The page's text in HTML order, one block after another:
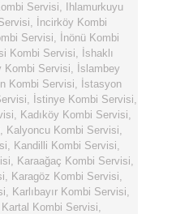
Servisi,
Ihlamurkuyu
,
İncirköy Kombi
Servisi,
İnönü Kombi
Kombi Servisi, İshaklı
Kombi Servisi, İslambey
Kombi Servisi, İstasyon
, İstinye Kombi Servisi,
, Kadıköy Kombi Servisi,
, Kalyoncu Kombi Servisi,
, Kandilli Kombi Servisi,
, Karaağaç Kombi Servisi,
, Karagöz Kombi Servisi,
, Karlıbayır Kombi Servisi,
Kartal Kombi Servisi,